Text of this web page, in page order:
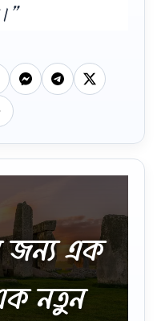
জন্য এক
নতুন